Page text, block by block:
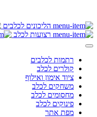
הליכונים לכלבים
רצועות לכלב
רתמות לכלבים
קולרים לכלב
ציוד אימון ואילוף
משחקים לכלב
מחסומים לכלב
פינוקים לכלב
מפת אתר